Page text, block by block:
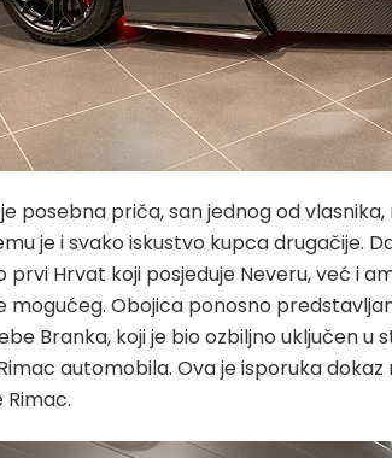
posebna priča, san jednog od
je i svako iskustvo kupca drugačije.
prvi Hrvat koji posjeduje Neveru, već i
mogućeg. Obojica ponosno
Branka, koji je bio ozbiljno uključen u
automobila. Ova je isporuka